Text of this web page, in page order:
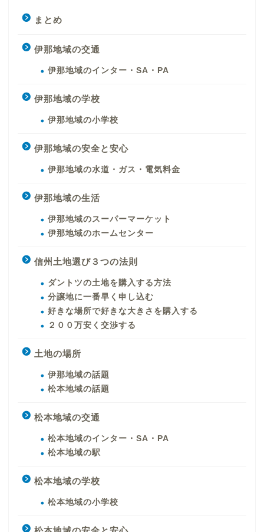
まとめ
伊那地域の交通
伊那地域のインター・SA・PA
伊那地域の学校
伊那地域の小学校
伊那地域の安全と安心
伊那地域の水道・ガス・電気料金
伊那地域の生活
伊那地域のスーパーマーケット
伊那地域のホームセンター
信州土地選び３つの法則
ダントツの土地を購入する方法
分譲地に一番早く申し込む
好きな場所で好きな大きさを購入する
２００万安く交渉する
土地の場所
伊那地域の話題
松本地域の話題
松本地域の交通
松本地域のインター・SA・PA
松本地域の駅
松本地域の学校
松本地域の小学校